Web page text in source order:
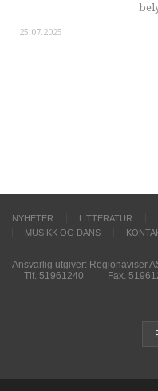
25.07.2025
NYHETER LITTERATUR
MUSIKK OG DANS
Ansvarlig utgiver: Regionaviser
Tlf. 51961240
Fax.